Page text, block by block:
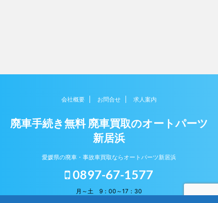
会社概要 お問合せ 求人案内
廃車手続き無料 廃車買取のオートパーツ
新居浜
愛媛県の廃車・事故車買取ならオートパーツ新居浜
0897-67-1577
月～土 9：00～17：30
Copyright© 廃車手続き無料 廃車買取のオートパーツ